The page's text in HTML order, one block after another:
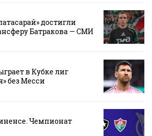
достигли
Батракова — СМИ
в Кубке лиг
без Месси
Чемпионат